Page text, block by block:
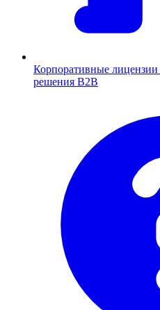
Корпоративные лицензии
решения B2B